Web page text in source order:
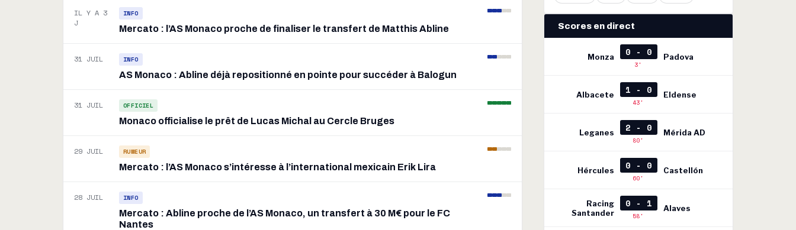
IL Y A 3
J
INFO
Mercato : l’AS Monaco proche de finaliser le transfert de Matthis Abline
31 JUIL INFO
AS Monaco : Abline déjà repositionné en pointe pour succéder à Balogun
31 JUIL OFFICIEL
Monaco officialise le prêt de Lucas Michal au Cercle Bruges
29 JUIL RUMEUR
Mercato : l’AS Monaco s’intéresse à l’international mexicain Erik Lira
28 JUIL INFO
Mercato : Abline proche de l’AS Monaco, un transfert à 30 M€ pour le FC
Nantes
Scores en direct
Monza 0 - 0
3'
Padova
Albacete 1 - 0
43'
Eldense
Leganes 2 - 0
80'
Mérida AD
Hércules 0 - 0
60'
Castellón
Racing
Santander
0 - 1
58'
Alaves